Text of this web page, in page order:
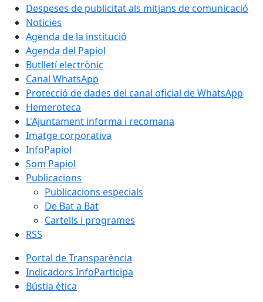
Despeses de publicitat als mitjans de comunicació
Noticies
Agenda de la institució
Agenda del Papiol
Butlletí electrònic
Canal WhatsApp
Protecció de dades del canal oficial de WhatsApp
Hemeroteca
L'Ajuntament informa i recomana
Imatge corporativa
InfoPapiol
Som Papiol
Publicacions
Publicacions especials
De Bat a Bat
Cartells i programes
RSS
Portal de Transparència
Indicadors InfoParticipa
Bústia ètica